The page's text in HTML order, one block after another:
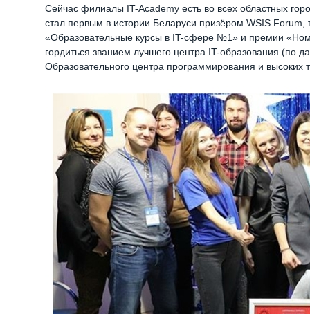
Сейчас филиалы IT-Academy есть во всех областных
стал первым в истории Беларуси призёром WSIS
«Образовательные курсы в IT-сфере №1» и премии
гордиться званием лучшего центра IT-образования (по
Образовательного центра программирования и высоких